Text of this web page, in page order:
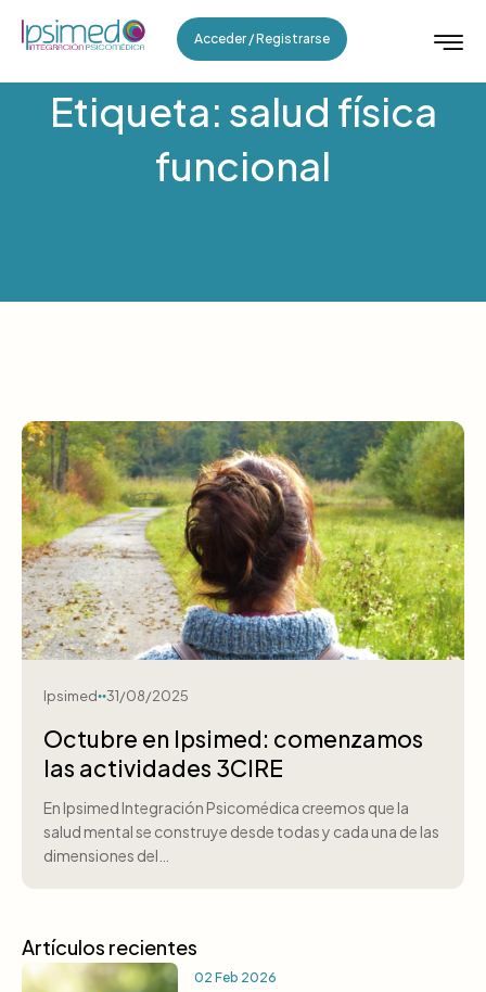
Acceder / Registrarse
Etiqueta: salud física
funcional
Ipsimed 31/08/2025
Octubre en Ipsimed: comenzamos
las actividades 3CIRE
En Ipsimed Integración Psicomédica creemos que la
salud mental se construye desde todas y cada una de las
dimensiones del…
Artículos recientes
02 Feb 2026